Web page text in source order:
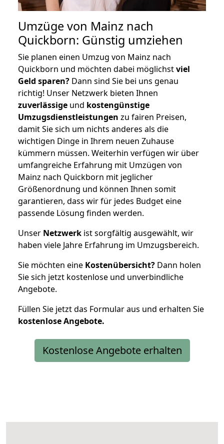
Umzüge von Mainz nach
Quickborn: Günstig umziehen
Sie planen einen Umzug von Mainz nach
Quickborn und möchten dabei möglichstviel
Geld sparen? Dann sind Sie bei uns genau
richtig! Unser Netzwerk bieten Ihnen
zuverlässige und kostengünstige
Umzugsdienstleistungen zu fairen Preisen,
damit Sie sich um nichts anderes als die
wichtigen Dinge in Ihrem neuen Zuhause
kümmern müssen. Weiterhin verfügen wir über
umfangreiche Erfahrung mit Umzügen von
Mainz nach Quickborn mit jeglicher
Größenordnung und können Ihnen somit
garantieren, dass wir für jedes Budget eine
passende Lösung finden werden.
Unser Netzwerk ist sorgfältig ausgewählt, wir
haben viele Jahre Erfahrung im Umzugsbereich.
Sie möchten eine Kostenübersicht? Dann holen
Sie sich jetzt kostenlose und unverbindliche
Angebote.
Füllen Sie jetzt das Formular aus und erhalten Sie
kostenloseAngebote.
Kostenlose Angebote erhalten